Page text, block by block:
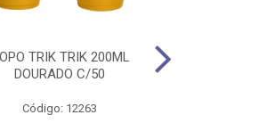
TRIK TRIK 200ML
DOURADO C/50
Código: 12263